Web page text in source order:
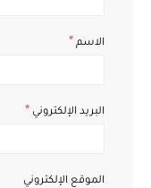
الاسم *
البريد الإلكتروني *
الموقع الإلكتروني